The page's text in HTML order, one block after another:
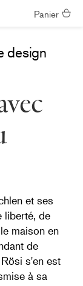
Panier
design
et ses
liberté, de
maison en
de
s'en est
à sa